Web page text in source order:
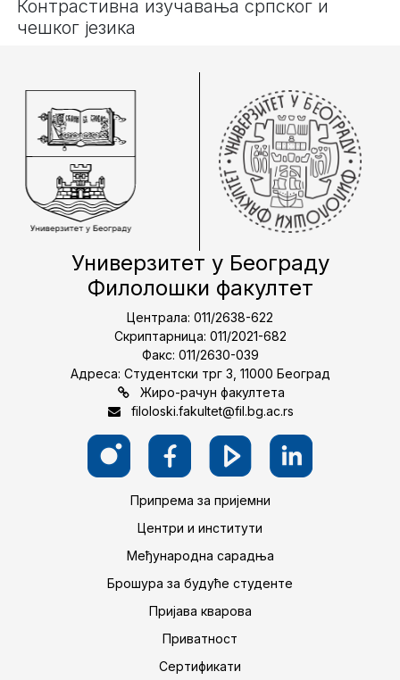
Контрастивна изучавања српског и
чешког језика
Универзитет у Београду
Филолошки факултет
Централа: 011/2638-622
Скриптарница: 011/2021-682
Факс: 011/2630-039
Адреса: Студентски трг 3, 11000 Београд
Жиро-рачун факултета
filoloski.fakultet@fil.bg.ac.rs
Припрема за пријемни
Центри и институти
Међународна сарадња
Брошура за будуће студенте
Пријава кварова
Приватност
Сертификати